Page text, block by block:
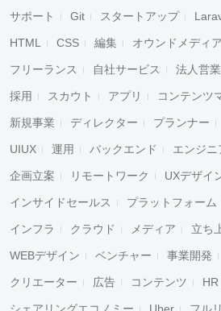
サポート Git スタートアップ
HTML CSS 編集 オウンドメディア
フリーランス 自社サービス 法人営業
採用 スカウト アプリ コンテンツ
新規事業 ディレクター プランナー
UIUX 運用 バックエンド エンジニ
企画立案 リモートワーク UXデザイ
インサイドセールス プラットフォーム
インフラ クラウド メディア 立ち
WEBデザイン ベンチャー 事業開発
クリエーター 広告 コンテンツ HR